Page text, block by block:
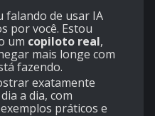
falando de usar IA
por você. Estou
um copiloto real,
mais longe com
fazendo.
exatamente
a dia, com
práticos e